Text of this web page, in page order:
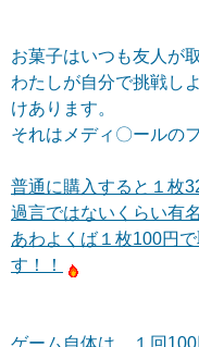
お菓子はいつも友人が
わたしが自分で挑戦し
けあります。
それはメディ〇ールの
普通に購入すると１枚
過言ではないくらい有
あわよくば１枚100円
す！！